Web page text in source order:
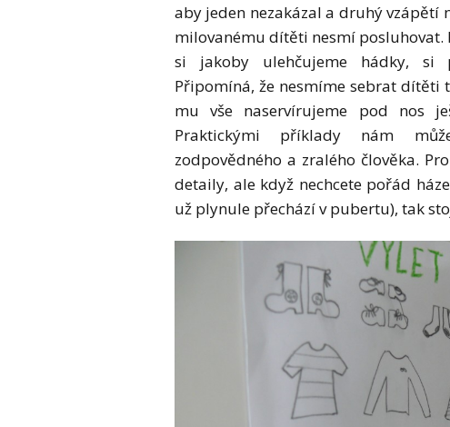
aby jeden nezakázal a druhý vzápětí
milovanému dítěti nesmí
si jakoby ulehčujeme hádky, si
Připomíná, že nesmíme sebrat dítěti
mu vše naservírujeme pod nos
Praktickými příklady nám
zodpovědného a zralého člověka.
detaily, ale když nechcete pořád
už plynule přechází v pubertu), tak